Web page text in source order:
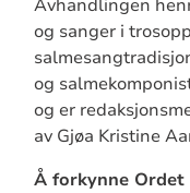
Avhandlingen
og sanger i
og
og er
av Gjøa Kristine
Å forkynne Ordet